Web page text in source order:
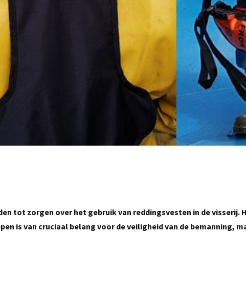
tot zorgen over het gebruik van reddingsvesten in de visserij.
is van cruciaal belang voor de veiligheid van de bemanning,